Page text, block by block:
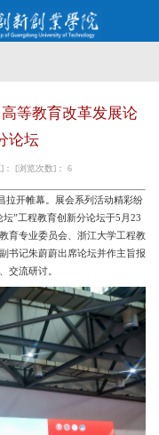
等教育改革发展论
论坛
： [浏览次数]： 6
拉开帷幕。展会系列活动精彩纷
”工程教育创新分论坛于5月23
育专业委员会、浙江大学工程教
书记朱蔚蔚出席论坛并作主旨报
交流研讨。